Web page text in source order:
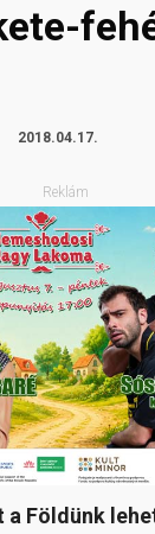
2018.04.17.
Reklám
a Földünk